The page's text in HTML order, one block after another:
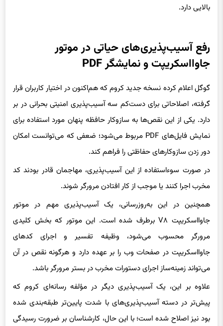
جاوااسکریپت و نمایشگر PDF
گوگل اعلام کرده نسخه جدید کروم که هم‌اکنون در اختیار کاربران قرار
گرفته، اصلاحاتی برای دست‌کم سه آسیب‌پذیری امنیتی بحرانی در بر
دارد. یکی از این نقص‌ها به سازوکار حافظه پنهان مورد استفاده برای
نمایش فایل‌های PDF مربوط می‌شود؛ ضعفی که می‌توانست امکان
دور زدن سازوکارهای حفاظتی را فراهم کند.
در صورت سوءاستفاده از این آسیب‌پذیری، مهاجمان قادر بودند کد
مخرب اجرا کنند یا موجب از کار افتادن مرورگر شوند.
همچنین در این به‌روزرسانی، یک آسیب‌پذیری مهم در موتور
جاوااسکریپت V۸ برطرف شده است. این موتور که بخش کلیدی
مرورگر محسوب می‌شود، وظیفه تفسیر و اجرای کدهای
جاوااسکریپت در صفحات وب را بر عهده دارد و هرگونه نقص در آن
می‌تواند زمینه‌ساز اجرای دستورات مخرب در بستر مرورگر باشد.
علاوه بر این، یک آسیب‌پذیری دیگر در مؤلفه رسانه‌ای کروم که
پیش‌تر در دسته آسیب‌پذیری‌های با شدت پایین‌تر طبقه‌بندی شده
بود نیز اصلاح شده است؛ با این حال، کارشناسان بر ضرورت رسیدگی
فوری به آن تأکید کرده‌اند.